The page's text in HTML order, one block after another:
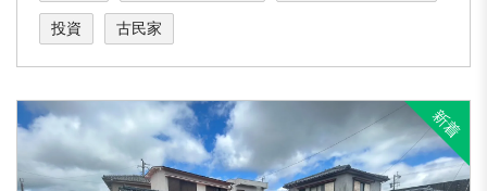
投資 古民家